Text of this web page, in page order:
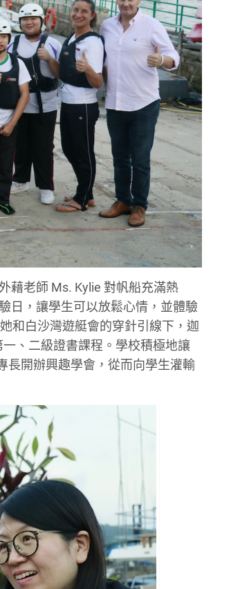
藉老師 Ms. Kylie 對帆船充滿熱
日，讓學生可以放鬆心情，並體驗
和白沙灣遊艇會的穿針引線下，迦
、二級證書課程。學校積極地讓
長開辦興趣學會，從而向學生灌輸